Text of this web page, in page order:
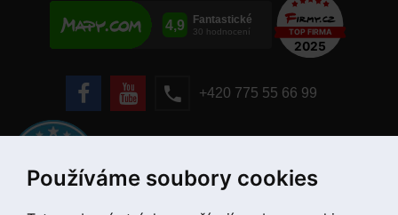
Používáme soubory cookies
+420 775 55 66 99